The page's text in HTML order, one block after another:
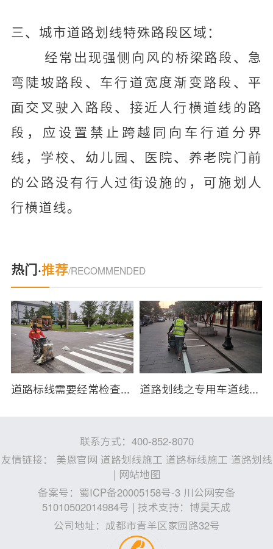
三、城市道路划线特殊路段区域：
经常出现强侧向风的桥梁路段、急
弯陡坡路段、车行道宽度渐变路段、平
面交叉驶入路段、接近人行横道线的路
段，应设置禁止跨越同向车行道分界
线，学校、幼儿园、医院、养老院门前
的公路没有行人过街设施的，可施划人
行横道线。
热门·推荐/RECOMMENDED
联系方式：400-852-8070
友情链接： 美恩官网 道路划线施工 道路标线施工 道路划线
网站地图
备案号： 蜀ICP备20005158号-3 川公网安备
51010502014984号 | 技术支持： 博昊天成
公司地址：成都市青羊区家园路32号